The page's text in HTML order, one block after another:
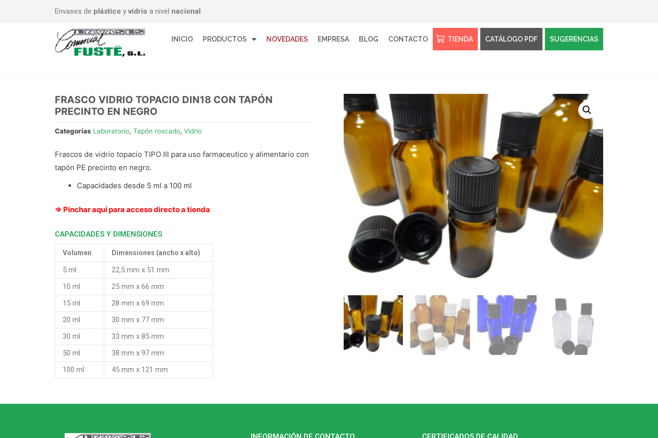
Envases de plástico y vidrio a nivel nacional
INICIO PRODUCTOS NOVEDADES EMPRESA BLOG CONTACTO TIENDA CATÁLOGO PDF SUGERENCIAS
FRASCO VIDRIO TOPACIO DIN18 CON TAPÓN
PRECINTO EN NEGRO
Categorías Laboratorio, Tapón roscado, Vidrio
Frascos de vidrio topacio TIPO III para uso farmaceutico y alimentario con
tapón PE precinto en negro.
Capacidades desde 5 ml a 100 ml
⇒ Pinchar aquí para acceso directo a tienda
CAPACIDADES Y DIMENSIONES
Volumen Dimensiones (ancho x alto)
5 ml
22,5 mm x 51 mm
10 ml
25 mm x 66 mm
15 ml
28 mm x 69 mm
20 ml
30 mm x 77 mm
30 ml
33 mm x 85 mm
50 ml
38 mm x 97 mm
100 ml
45 mm x 121 mm